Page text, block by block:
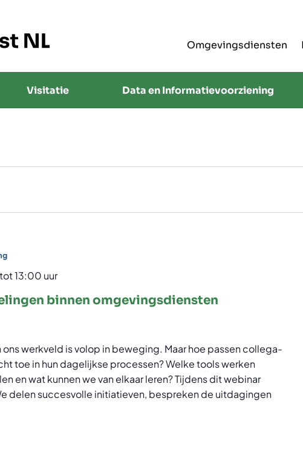
Omgevingsdiensten
Visitatie Data en Informatievoorziening
binnen omgevingsdiensten
13:00 uur
ons werkveld is volop in beweging. Maar hoe passen collega-
toe in hun dagelijkse processen? Welke tools werken
en wat kunnen we van elkaar leren? Tijdens dit webinar
delen succesvolle initiatieven, bespreken de uitdagingen